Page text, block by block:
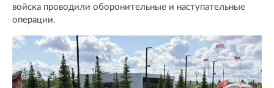
войска проводили оборонительные и наступательные
операции.